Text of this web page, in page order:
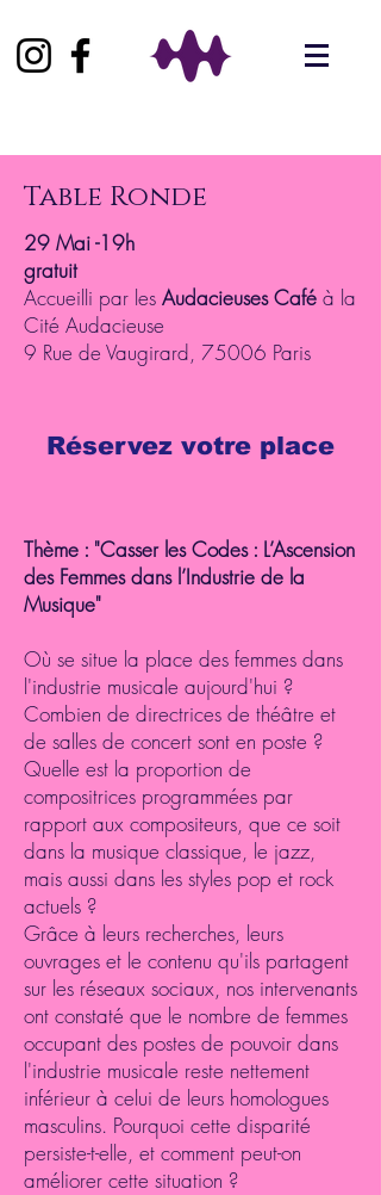
Table Ronde
29 Mai -19h
gratuit
Accueilli par les Audacieuses Café à la
Cité Audacieuse
9 Rue de Vaugirard, 75006 Paris
Réservez votre place
Thème : "Casser les Codes : L’Ascension
des Femmes dans l’Industrie de la
Musique"
Où se situe la place des femmes dans
l'industrie musicale aujourd'hui ?
Combien de directrices de théâtre et
de salles de concert sont en poste ?
Quelle est la proportion de
compositrices programmées par
rapport aux compositeurs, que ce soit
dans la musique classique, le jazz,
mais aussi dans les styles pop et rock
actuels ?
Grâce à leurs recherches, leurs
ouvrages et le contenu qu'ils partagent
sur les réseaux sociaux, nos intervenants
ont constaté que le nombre de femmes
occupant des postes de pouvoir dans
l'industrie musicale reste nettement
inférieur à celui de leurs homologues
masculins. Pourquoi cette disparité
persiste-t-elle, et comment peut-on
améliorer cette situation ?